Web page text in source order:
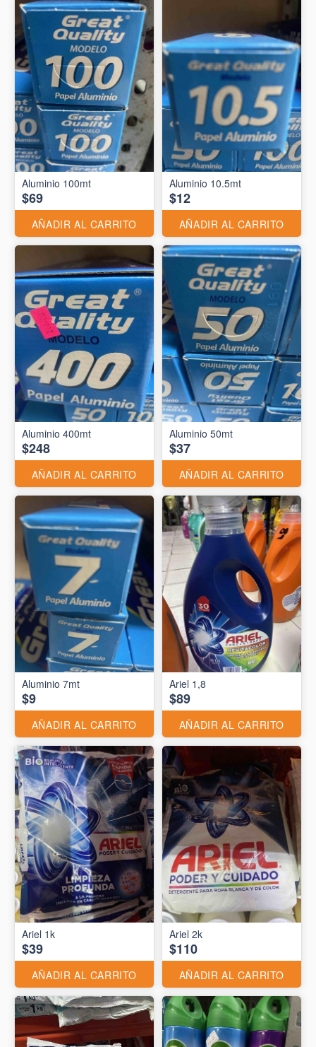
$69
AÑADIR AL CARRITO
Aluminio 10.5mt
$12
AÑADIR AL CARRITO
Aluminio 400mt
$248
AÑADIR AL CARRITO
Aluminio 50mt
$37
AÑADIR AL CARRITO
Aluminio 7mt
$9
AÑADIR AL CARRITO
Ariel 1,8
$89
AÑADIR AL CARRITO
Ariel 1k
$39
AÑADIR AL CARRITO
Ariel 2k
$110
AÑADIR AL CARRITO